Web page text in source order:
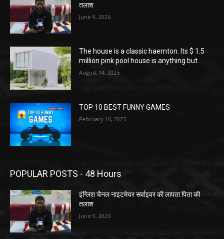
तलाश
June 9, 2026
The house is a classic haemton. Its $ 1.5
million pink pool house is anything but.
August 14, 2025
TOP 10 BEST FUNNY GAMES
February 16, 2025
POPULAR POSTS - 48 Hours
इंग्लिश चैनल नाइटमेयर सर्वाइवर की लापता पिता की
तलाश
June 9, 2026